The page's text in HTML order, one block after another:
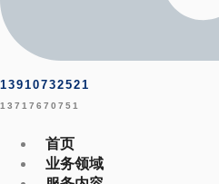
13910732521
13717670751
首页
业务领域